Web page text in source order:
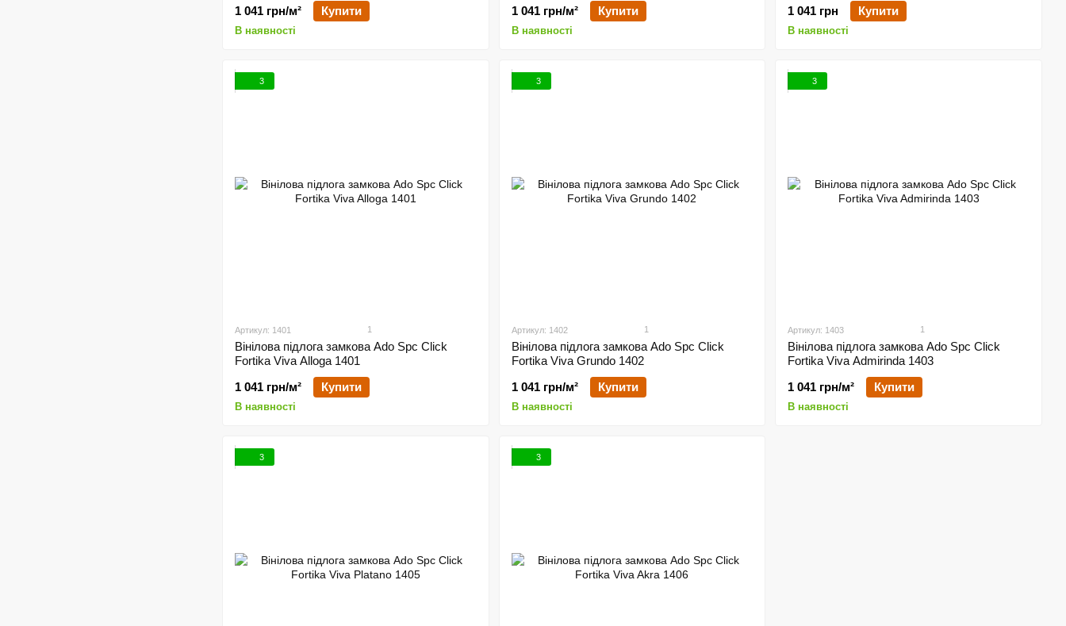
1 041 грн/м²
Купити
В наявності
1 041 грн/м²
Купити
В наявності
1 041 грн
Купити
В наявності
3
Артикул: 1401 1
Вінілова підлога замкова Ado Spc Click
Fortika Viva Alloga 1401
1 041 грн/м²
Купити
В наявності
3
Артикул: 1402 1
Вінілова підлога замкова Ado Spc Click
Fortika Viva Grundo 1402
1 041 грн/м²
Купити
В наявності
3
Артикул: 1403 1
Вінілова підлога замкова Ado Spc Click
Fortika Viva Admirinda 1403
1 041 грн/м²
Купити
В наявності
3 3